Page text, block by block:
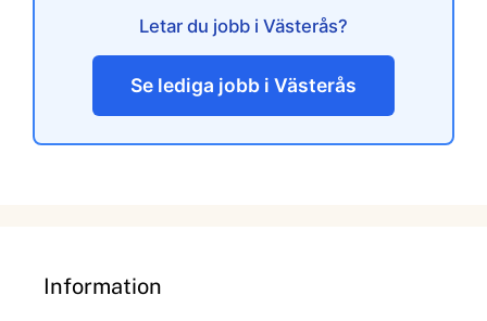
Letar du jobb i Västerås?
Se lediga jobb i Västerås
Information